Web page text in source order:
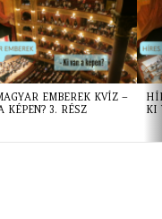
EMBEREK KVÍZ –
KÉPEN? 3. RÉSZ
KI